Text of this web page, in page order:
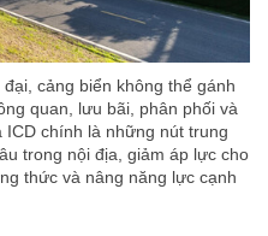
cảng biển không thể gánh
quan, lưu bãi, phân phối và
chính là những nút trung
trong nội địa, giảm áp lực cho
thức và nâng năng lực cạnh